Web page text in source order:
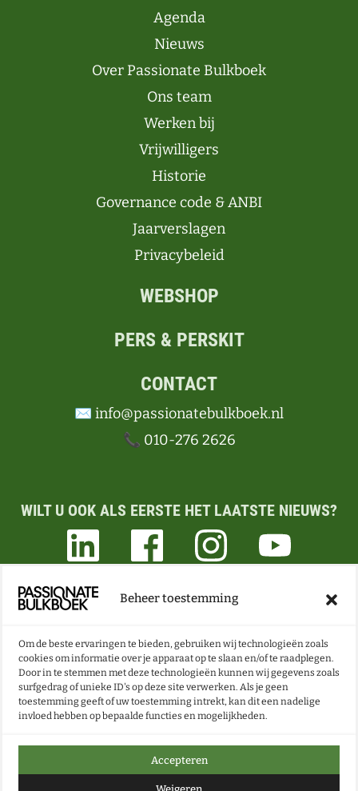
Beheer toestemming
Om de beste ervaringen te bieden, gebruiken wij technologieën zoals
cookies om informatie over je apparaat op te slaan en/of te raadplegen.
Door in te stemmen met deze technologieën kunnen wij gegevens zoals
surfgedrag of unieke ID's op deze site verwerken. Als je geen
toestemming geeft of uw toestemming intrekt, kan dit een nadelige
invloed hebben op bepaalde functies en mogelijkheden.
Accepteren
Weigeren
Agenda
Nieuws
Over Passionate Bulkboek
Ons team
Werken bij
Vrijwilligers
Historie
Governance code & ANBI
Jaarverslagen
Privacybeleid
WEBSHOP
PERS & PERSKIT
CONTACT
✉️ info@passionatebulkboek.nl
📞 010-276 2626
WILT U OOK ALS EERSTE HET LAATSTE NIEUWS?
ONZE NIEUWSBRIEF VOL BOEKEN- EN LESTIPS
ONTVANGEN?
NU INSCHRIJVEN